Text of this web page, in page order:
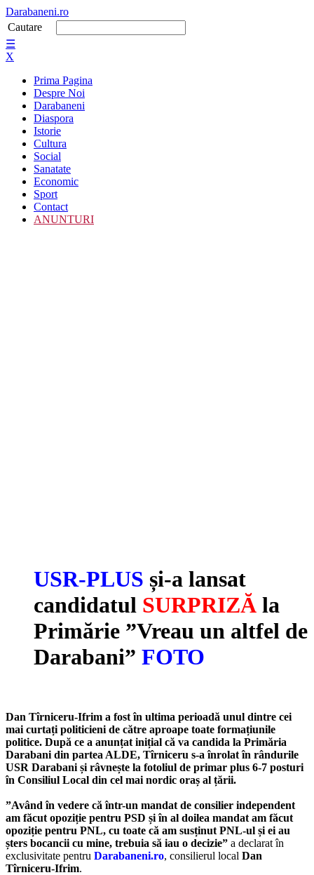
Darabaneni.ro
Cautare
☰
X
Prima Pagina
Despre Noi
Darabaneni
Diaspora
Istorie
Cultura
Social
Sanatate
Economic
Sport
Contact
ANUNTURI
USR-PLUS și-a lansat
candidatul SURPRIZĂ la
Primărie ”Vreau un altfel de
Darabani” FOTO
Dan Tîrniceru-Ifrim a fost în ultima perioadă unul dintre cei
mai curtați politicieni de către aproape toate formațiunile
politice. După ce a anunțat inițial că va candida la Primăria
Darabani din partea ALDE, Tîrniceru s-a înrolat în rândurile
USR Darabani și râvnește la fotoliul de primar plus 6-7 posturi
în Consiliul Local din cel mai nordic oraș al țării.
”Având în vedere că într-un mandat de consilier independent
am făcut opoziție pentru PSD și în al doilea mandat am făcut
opoziție pentru PNL, cu toate că am susținut PNL-ul și ei au
șters bocancii cu mine, trebuia să iau o decizie” a declarat în
exclusivitate pentru Darabaneni.ro, consilierul local Dan
Tîrniceru-Ifrim.